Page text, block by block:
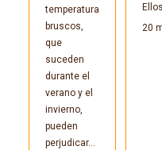
temperatura
bruscos,
que
suceden
durante el
verano y el
invierno,
pueden
perjudicar…
20